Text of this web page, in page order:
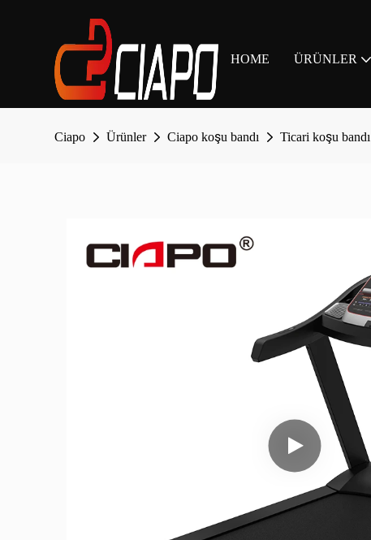
HOME ÜRÜNLER
Ciapo Ürünler Ciapo koşu bandı Ticari koşu bandı